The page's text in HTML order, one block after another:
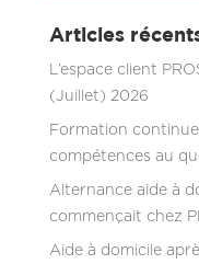
Articles
L’espace client
(Juillet) 2026
Formation
compétences au
Alternance aide à
commençait chez
Aide à domicile